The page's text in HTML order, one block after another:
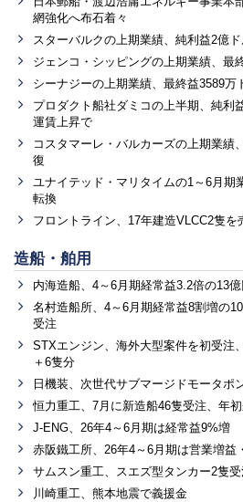
網強化へ布石着々
スターバルクの上期業績、純利益2億
ジェンコ・シッピングの上期業績、最
シーナジーの上期業績、最終益3589万
プロダクト船社ダミコの上半期、純利
運賃上昇で
コスタマーレ・バルカーズの上期業績
復
ユナイテッド・マリタイムの1～6月期
転換
フロントライン、17年建造VLCC2隻を
造船・舶用
内海造船、4～6月期経常益3.2倍の13
名村造船所、4～6月期経常益8割増の
受注
STXエンジン、海外大型案件を初受注
＋6隻分
日機装、次世代サブマージドモータポ
恒力重工、7月に新造船46隻受注、年
J-ENG、26年4～6月期は経常益9%増
赤阪鐵工所、26年4～6月期は営業増益
サムスン重工、スエズ型タンカー2隻受
川崎重工、熊本地震で義援金